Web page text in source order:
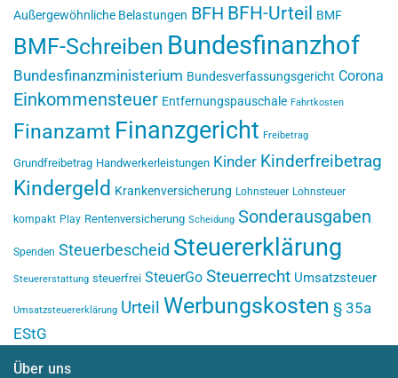
Außergewöhnliche Belastungen BFH BFH-Urteil BMF
BMF-Schreiben Bundesfinanzhof
Bundesfinanzministerium Bundesverfassungsgericht Corona
Einkommensteuer Entfernungspauschale Fahrtkosten
Finanzamt Finanzgericht Freibetrag
Grundfreibetrag Handwerkerleistungen Kinder Kinderfreibetrag
Kindergeld Krankenversicherung Lohnsteuer Lohnsteuer
kompakt Play Rentenversicherung Scheidung Sonderausgaben
Spenden Steuerbescheid Steuererklärung
Steuererstattung steuerfrei SteuerGo Steuerrecht Umsatzsteuer
Umsatzsteuererklärung Urteil Werbungskosten § 35a
EStG
Über uns